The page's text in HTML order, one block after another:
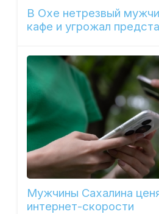
В Охе нетрезвый
кафе и угрожал
Мужчины Сахалина
интернет-скорости